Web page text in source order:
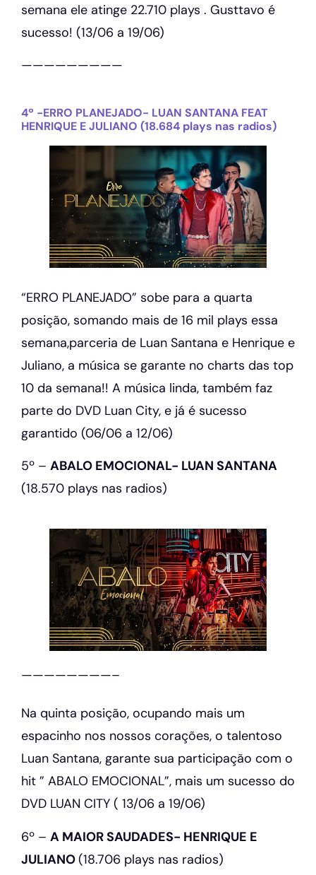
semana ele atinge 22.710 plays . Gusttavo é
sucesso! (13/06 a 19/06)
—————————
4º -ERRO PLANEJADO- LUAN SANTANA FEAT
HENRIQUE E JULIANO (18.684 plays nas radios)
“ERRO PLANEJADO” sobe para a quarta
posição, somando mais de 16 mil plays essa
semana,parceria de Luan Santana e Henrique e
Juliano, a música se garante no charts das top
10 da semana!! A música linda, também faz
parte do DVD Luan City, e já é sucesso
garantido (06/06 a 12/06)
5º – ABALO EMOCIONAL- LUAN SANTANA
(18.570 plays nas radios)
————————–
Na quinta posição, ocupando mais um
espacinho nos nossos corações, o talentoso
Luan Santana, garante sua participação com o
hit ” ABALO EMOCIONAL”, mais um sucesso do
DVD LUAN CITY ( 13/06 a 19/06)
6º – A MAIOR SAUDADES- HENRIQUE E
JULIANO(18.706 plays nas radios)